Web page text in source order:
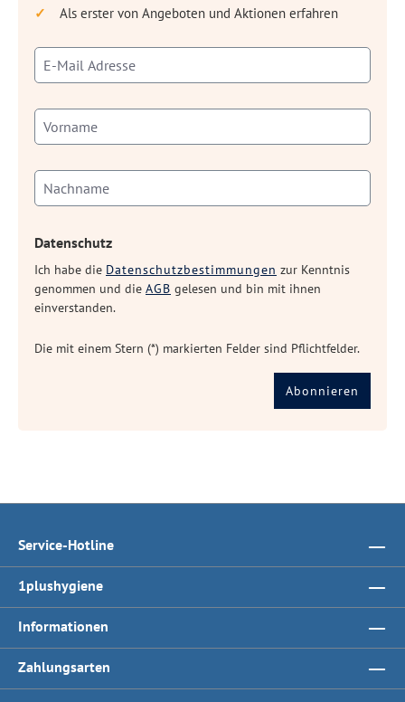
Als erster von Angeboten und Aktionen erfahren
Datenschutz
Ich habe die Datenschutzbestimmungen zur Kenntnis
genommen und die AGB gelesen und bin mit ihnen
einverstanden.
Die mit einem Stern (*) markierten Felder sind Pflichtfelder.
Abonnieren
Service-Hotline
1plushygiene
Informationen
Zahlungsarten